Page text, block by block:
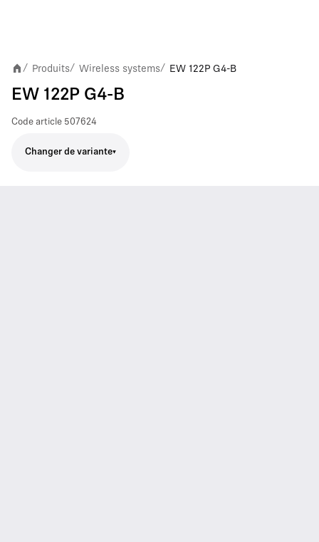
/ Produits/ Wireless systems/ EW 122P G4-B
EW 122P G4-B
Code article 507624
Changer de variante